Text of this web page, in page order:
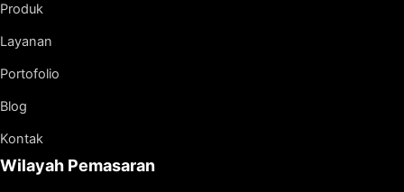
Produk
Layanan
Portofolio
Blog
Kontak
Wilayah Pemasaran